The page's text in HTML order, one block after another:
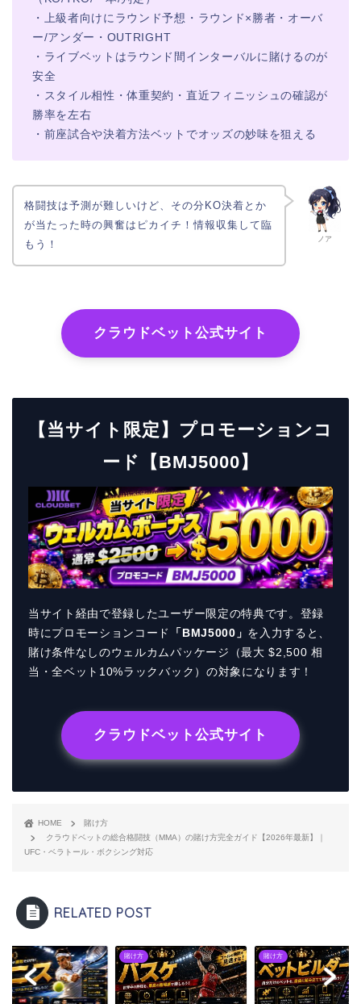
・上級者向けにラウンド予想・ラウンド×勝者・オーバ
ー/アンダー・OUTRIGHT
・ライブベットはラウンド間インターバルに賭けるのが
安全
・スタイル相性・体重契約・直近フィニッシュの確認が
勝率を左右
・前座試合や決着方法ベットでオッズの妙味を狙える
ノア
格闘技は予測が難しいけど、その分KO決着とか
が当たった時の興奮はピカイチ！情報収集して臨
もう！
クラウドベット公式サイト
【当サイト限定】プロモーションコ
ード【BMJ5000】
当サイト経由で登録したユーザー限定の特典です。登録
時にプロモーションコード
「BMJ5000」 を入力すると、
賭け条件なしのウェルカムパッケージ（最大 $2,500 相
当・全ベット10%ラックバック）の対象になります！
クラウドベット公式サイト
HOME
賭け方
クラウドベットの総合格闘技（MMA）の賭け方完全ガイド【2026年最新】｜
UFC・ベラトール・ボクシング対応
RELATED POST
賭け方 賭け方